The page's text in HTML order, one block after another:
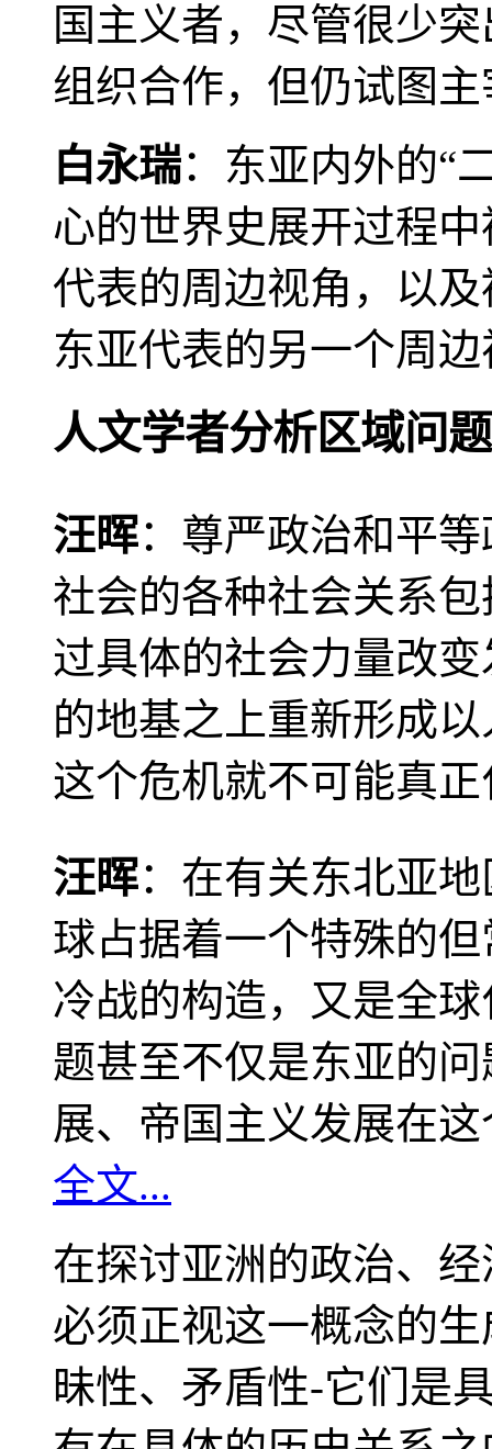
国主义者，尽管很少
组织合作，但仍试图
白永瑞：东亚内外的“
心的世界史展开过程
代表的周边视角，以
东亚代表的另一个周
人文学者分析区域问题
汪晖：尊严政治和平
社会的各种社会关系
过具体的社会力量改
的地基之上重新形成
这个危机就不可能真
汪晖：在有关东北亚
球占据着一个特殊的
冷战的构造，又是全
题甚至不仅是东亚的
展、帝国主义发展在
全文...
在探讨亚洲的政治、
必须正视这一概念的
昧性、矛盾性-它们是